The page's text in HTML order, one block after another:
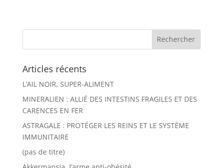
Articles récents
L’AIL NOIR, SUPER-ALIMENT
MINERALIEN : ALLIÉ DES INTESTINS FRAGILES ET DES
CARENCES EN FER
ASTRAGALE : PROTÉGER LES REINS ET LE SYSTÈME
IMMUNITAIRE
(pas de titre)